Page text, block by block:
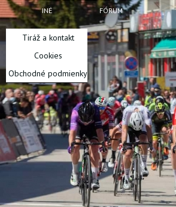
INÉ
Tiráž a kontakt
Cookies
Obchodné podmienky
FÓRUM